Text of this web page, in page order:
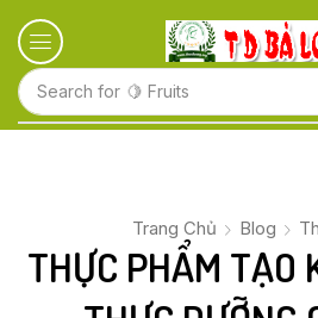
Search for 🍋 Fruits
Trang Chủ Blog
THỰC PHẨM TẠO